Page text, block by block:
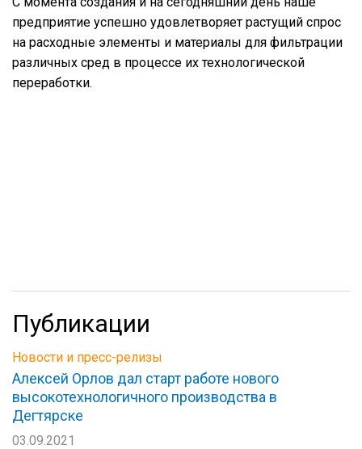
предприятие успешно удовлетворяет растущий спрос
на расходные элементы и материалы для фильтрации
различных сред в процессе их технологической
переработки.
Публикации
Новости и пресс-релизы
Алексей Орлов дал старт работе нового
высокотехнологичного производства в
Дегтярске
03.09.2021